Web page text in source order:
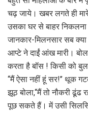
चढ़ जाये। खबर लगते ही
उसका घर से बाहर निकलना
जानकार-मिलनसार सब
आप्टे ने दाईं आंख मारी।
करता है बॉस ! किसी को
‘‘मैं ऐसा नहीं हूं सर!’’
झूठ बोला,‘‘मैं तो नौकरी ढूंढ
पूछ सकते हैं। में उसी